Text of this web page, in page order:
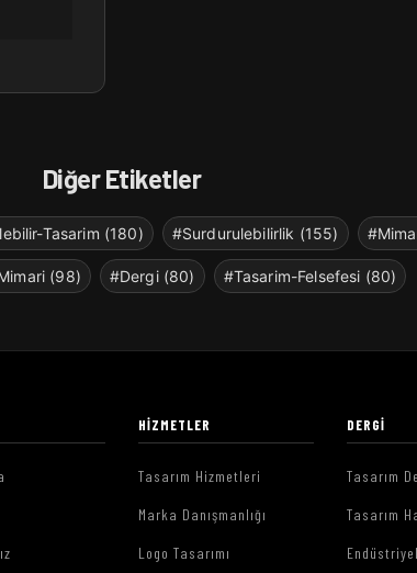
Diğer Etiketler
Tasarim (180) #Surdurulebilirlik (155)
(98) #Dergi (80) #Tasarim-Felsefesi (80)
HIZMETLER
Tasarım Hizmetleri
Marka Danışmanlığı
Logo Tasarımı
DERGI
Tasarım
Tasarım